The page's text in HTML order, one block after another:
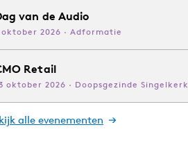
van de Audio
oktober 2026 · Adformatie
Retail
oktober 2026 · Doopsgezinde Singelkerk
alle evenementen